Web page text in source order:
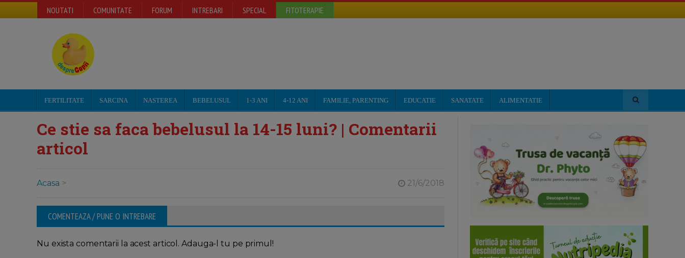
NOUTATI COMUNITATE FORUM INTREBARI SPECIAL FITOTERAPIE
FERTILITATE SARCINA NASTEREA BEBELUSUL 1-3 ANI 4-12 ANI FAMILIE, PARENTING EDUCATIE SANATATE ALIMENTATIE
Ce stie sa faca bebelusul la 14-15 luni? | Comentarii
articol
Acasa > 21/6/2018
COMENTEAZA / PUNE O INTREBARE
Nu exista comentarii la acest articol. Adauga-l tu pe primul!